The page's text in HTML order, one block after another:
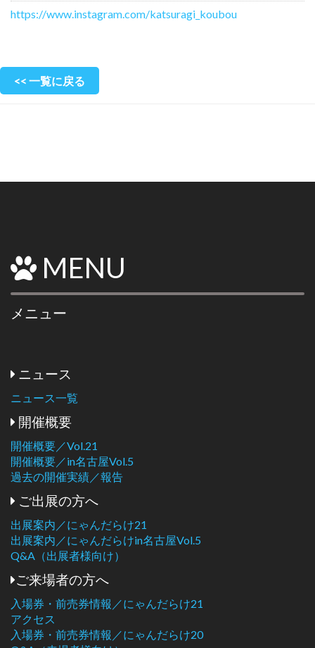
https://www.instagram.com/katsuragi_koubou
<< 一覧に戻る
MENU
メニュー
ニュース
ニュース一覧
開催概要
開催概要／Vol.21
開催概要／in名古屋Vol.5
過去の開催実績／報告
ご出展の方へ
出展案内／にゃんだらけ21
出展案内／にゃんだらけin名古屋Vol.5
Q&A（出展者様向け）
ご来場者の方へ
入場券・前売券情報／にゃんだらけ21
アクセス
入場券・前売券情報／にゃんだらけ20